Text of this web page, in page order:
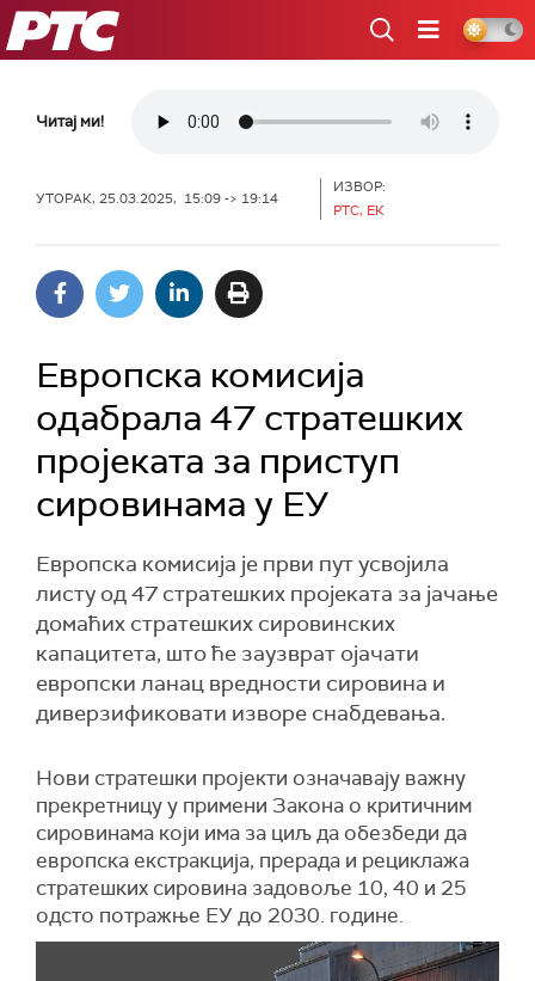
РТС
Читај ми!
УТОРАК, 25.03.2025, 15:09 -> 19:14
ИЗВОР:
РТС, ЕК
Европска комисија
одабрала 47 стратешких
пројеката за приступ
сировинама у ЕУ
Европска комисија је први пут усвојила
листу од 47 стратешких пројеката за јачање
домаћих стратешких сировинских
капацитета, што ће заузврат ојачати
европски ланац вредности сировина и
диверзификовати изворе снабдевања.
Нови стратешки пројекти означавају важну
прекретницу у примени Закона о критичним
сировинама који има за циљ да обезбеди да
европска екстракција, прерада и рециклажа
стратешких сировина задовоље 10, 40 и 25
одсто потражње ЕУ до 2030. године.